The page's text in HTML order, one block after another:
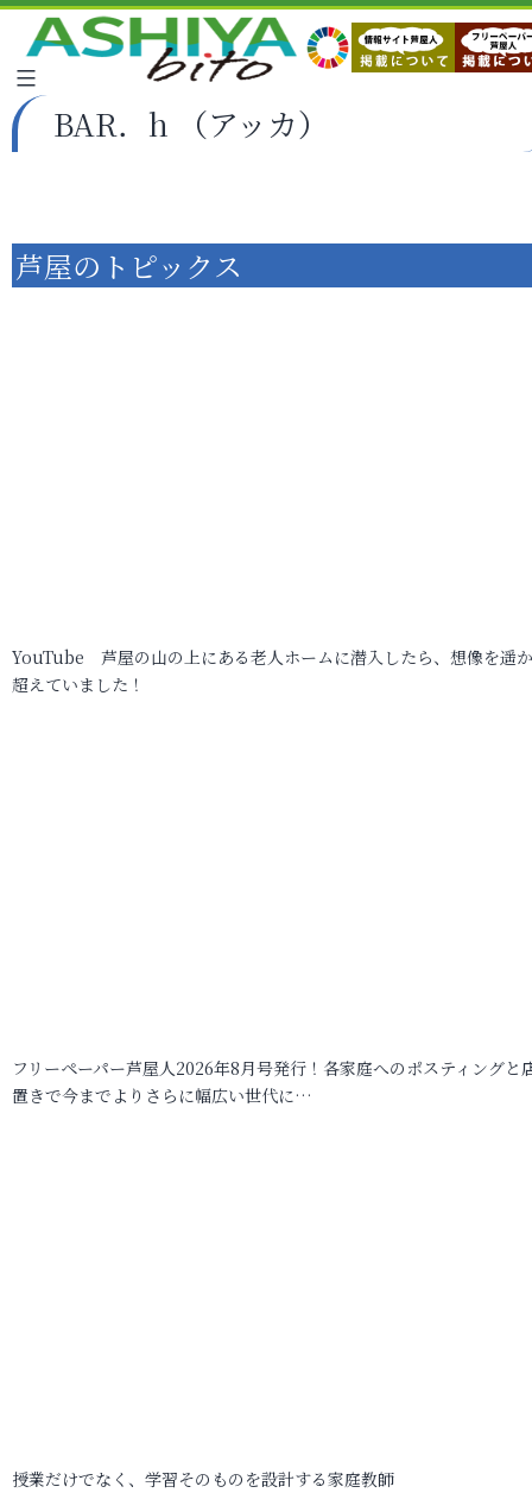
BAR．h （アッカ）
芦屋のトピックス
YouTube 芦屋の山の上にある老人ホームに潜入したら、想像を遥
超えていました！
フリーペーパー芦屋人2026年8月号発行！各家庭へのポスティングと
置きで今までよりさらに幅広い世代に…
授業だけでなく、学習そのものを設計する家庭教師